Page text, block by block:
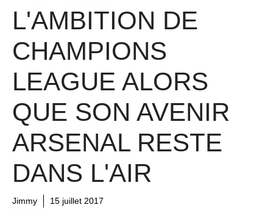
L'AMBITION DE
CHAMPIONS
LEAGUE ALORS
QUE SON AVENIR
ARSENAL RESTE
DANS L'AIR
Jimmy 15 juillet 2017